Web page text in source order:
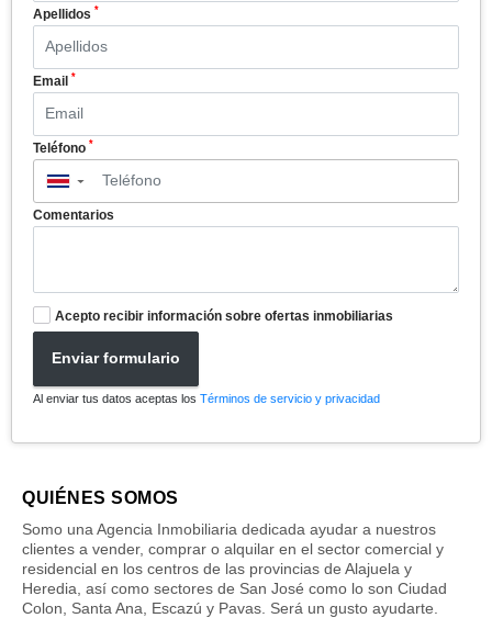
Apellidos *
Email *
Teléfono *
▼
Comentarios
Acepto recibir información sobre ofertas inmobiliarias
Enviar formulario
Al enviar tus datos aceptas los Términos de servicio y privacidad
QUIÉNES SOMOS
Somo una Agencia Inmobiliaria dedicada ayudar a nuestros
clientes a vender, comprar o alquilar en el sector comercial y
residencial en los centros de las provincias de Alajuela y
Heredia, así como sectores de San José como lo son Ciudad
Colon, Santa Ana, Escazú y Pavas. Será un gusto ayudarte.